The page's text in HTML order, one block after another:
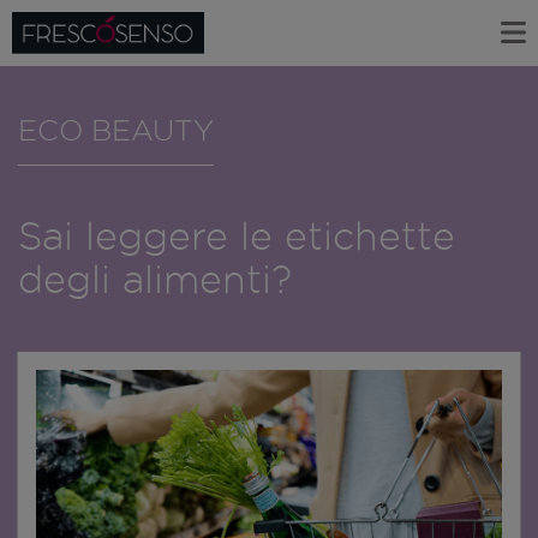
ECO BEAUTY
Sai leggere le etichette
degli alimenti?